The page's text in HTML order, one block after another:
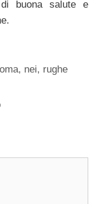
buona salute e
, nei, rughe